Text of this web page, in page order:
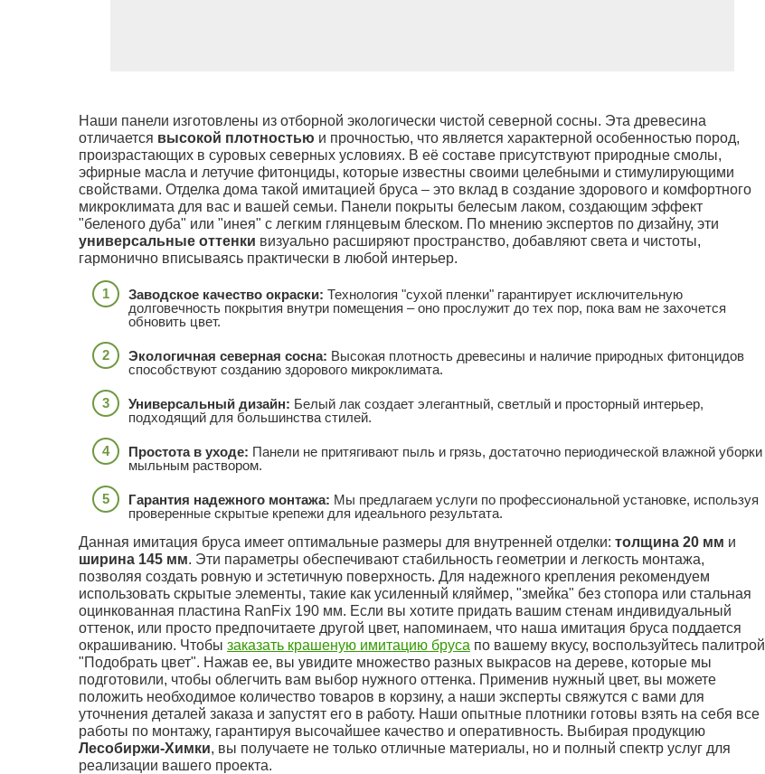
Наши панели изготовлены из отборной экологически чистой северной сосны. Эта древесина
отличается высокой плотностью и прочностью, что является характерной особенностью пород,
произрастающих в суровых северных условиях. В её составе присутствуют природные смолы,
эфирные масла и летучие фитонциды, которые известны своими целебными и стимулирующими
свойствами. Отделка дома такой имитацией бруса – это вклад в создание здорового и комфортного
микроклимата для вас и вашей семьи. Панели покрыты белесым лаком, создающим эффект
"беленого дуба" или "инея" с легким глянцевым блеском. По мнению экспертов по дизайну, эти
универсальные оттенки визуально расширяют пространство, добавляют света и чистоты,
гармонично вписываясь практически в любой интерьер.
Заводское качество окраски: Технология "сухой пленки" гарантирует исключительную
долговечность покрытия внутри помещения – оно прослужит до тех пор, пока вам не захочется
обновить цвет.
Экологичная северная сосна: Высокая плотность древесины и наличие природных фитонцидов
способствуют созданию здорового микроклимата.
Универсальный дизайн: Белый лак создает элегантный, светлый и просторный интерьер,
подходящий для большинства стилей.
Простота в уходе: Панели не притягивают пыль и грязь, достаточно периодической влажной уборки
мыльным раствором.
Гарантия надежного монтажа: Мы предлагаем услуги по профессиональной установке, используя
проверенные скрытые крепежи для идеального результата.
Данная имитация бруса имеет оптимальные размеры для внутренней отделки: толщина 20 мм и
ширина 145 мм. Эти параметры обеспечивают стабильность геометрии и легкость монтажа,
позволяя создать ровную и эстетичную поверхность. Для надежного крепления рекомендуем
использовать скрытые элементы, такие как усиленный кляймер, "змейка" без стопора или стальная
оцинкованная пластина RanFix 190 мм. Если вы хотите придать вашим стенам индивидуальный
оттенок, или просто предпочитаете другой цвет, напоминаем, что наша имитация бруса поддается
окрашиванию. Чтобы заказать крашеную имитацию бруса по вашему вкусу, воспользуйтесь палитрой
"Подобрать цвет". Нажав ее, вы увидите множество разных выкрасов на дереве, которые мы
подготовили, чтобы облегчить вам выбор нужного оттенка. Применив нужный цвет, вы можете
положить необходимое количество товаров в корзину, а наши эксперты свяжутся с вами для
уточнения деталей заказа и запустят его в работу. Наши опытные плотники готовы взять на себя все
работы по монтажу, гарантируя высочайшее качество и оперативность. Выбирая продукцию
Лесобиржи-Химки, вы получаете не только отличные материалы, но и полный спектр услуг для
реализации вашего проекта.